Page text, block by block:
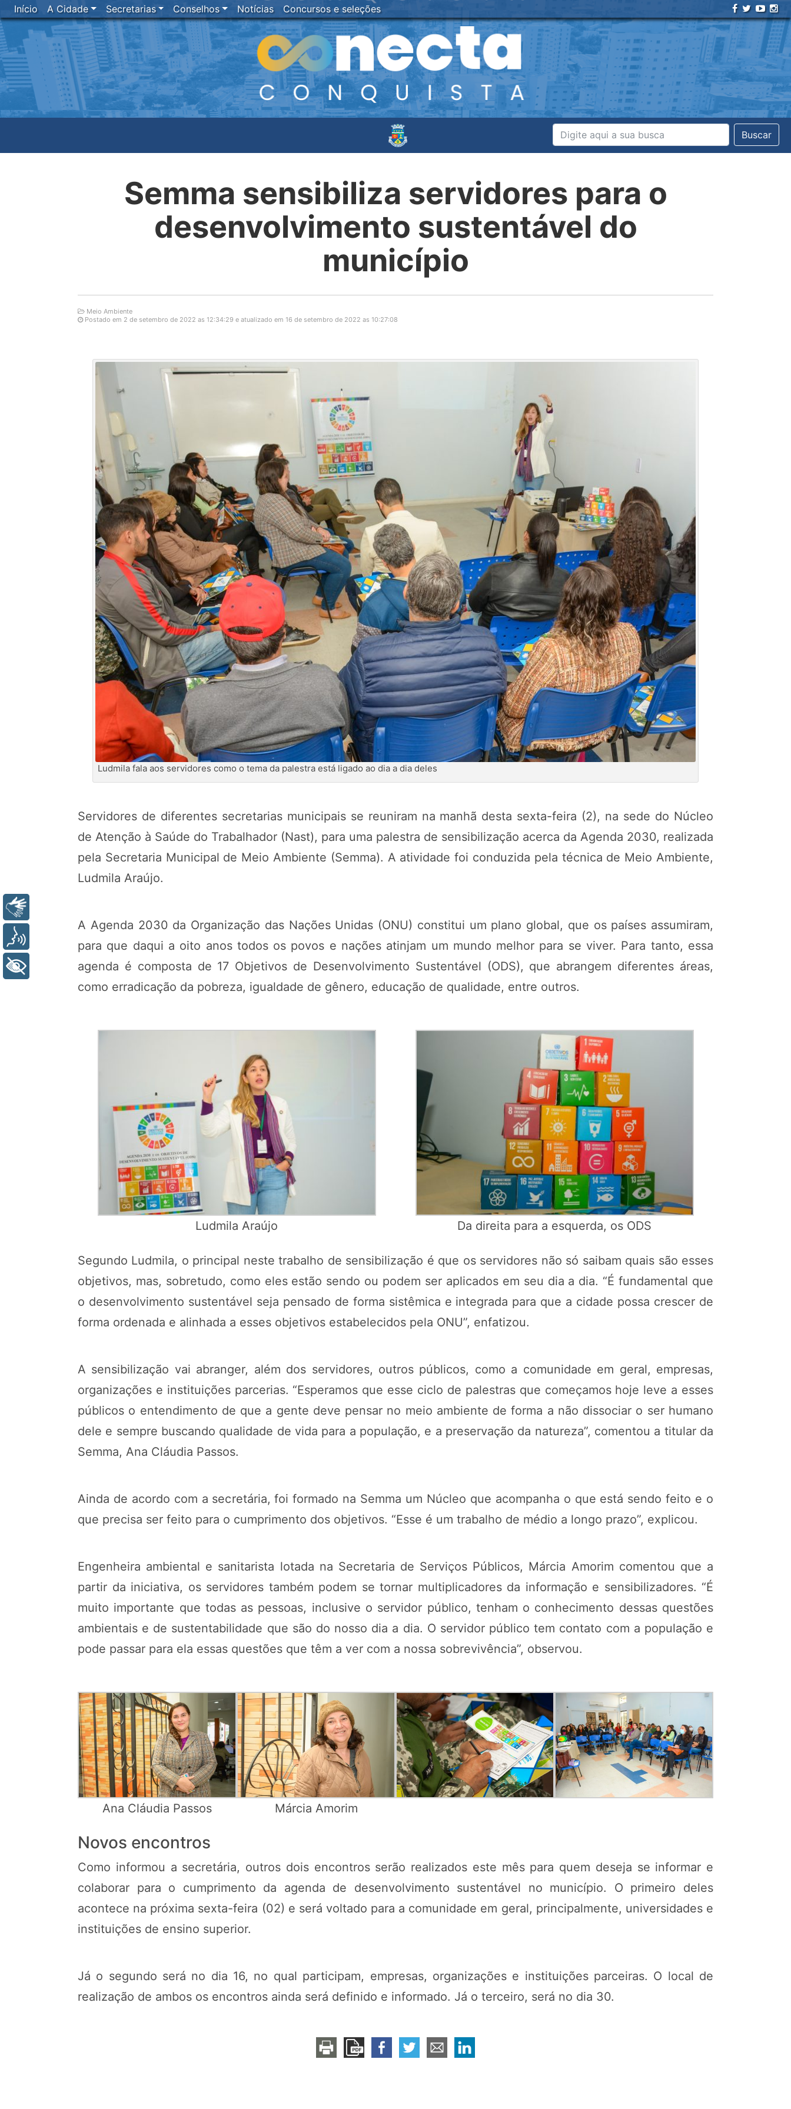
Início A Cidade Secretarias Conselhos Notícias Concursos e seleções
Buscar
Semma sensibiliza servidores para o
desenvolvimento sustentável do
município
Meio Ambiente
Postado em 2 de setembro de 2022 as 12:34:29 e atualizado em 16 de setembro de 2022 as 10:27:08
Ludmila fala aos servidores como o tema da palestra está ligado ao dia a dia deles
Servidores de diferentes secretarias municipais se reuniram na manhã desta sexta-feira (2), na sede do Núcleo
de Atenção à Saúde do Trabalhador (Nast), para uma palestra de sensibilização acerca da Agenda 2030, realizada
pela Secretaria Municipal de Meio Ambiente (Semma). A atividade foi conduzida pela técnica de Meio Ambiente,
Ludmila Araújo.
A Agenda 2030 da Organização das Nações Unidas (ONU) constitui um plano global, que os países assumiram,
para que daqui a oito anos todos os povos e nações atinjam um mundo melhor para se viver. Para tanto, essa
agenda é composta de 17 Objetivos de Desenvolvimento Sustentável (ODS), que abrangem diferentes áreas,
como erradicação da pobreza, igualdade de gênero, educação de qualidade, entre outros.
Ludmila Araújo Da direita para a esquerda, os ODS
Segundo Ludmila, o principal neste trabalho de sensibilização é que os servidores não só saibam quais são esses
objetivos, mas, sobretudo, como eles estão sendo ou podem ser aplicados em seu dia a dia. “É fundamental que
o desenvolvimento sustentável seja pensado de forma sistêmica e integrada para que a cidade possa crescer de
forma ordenada e alinhada a esses objetivos estabelecidos pela ONU”, enfatizou.
A sensibilização vai abranger, além dos servidores, outros públicos, como a comunidade em geral, empresas,
organizações e instituições parcerias. “Esperamos que esse ciclo de palestras que começamos hoje leve a esses
públicos o entendimento de que a gente deve pensar no meio ambiente de forma a não dissociar o ser humano
dele e sempre buscando qualidade de vida para a população, e a preservação da natureza”, comentou a titular da
Semma, Ana Cláudia Passos.
Ainda de acordo com a secretária, foi formado na Semma um Núcleo que acompanha o que está sendo feito e o
que precisa ser feito para o cumprimento dos objetivos. “Esse é um trabalho de médio a longo prazo”, explicou.
Engenheira ambiental e sanitarista lotada na Secretaria de Serviços Públicos, Márcia Amorim comentou que a
partir da iniciativa, os servidores também podem se tornar multiplicadores da informação e sensibilizadores. “É
muito importante que todas as pessoas, inclusive o servidor público, tenham o conhecimento dessas questões
ambientais e de sustentabilidade que são do nosso dia a dia. O servidor público tem contato com a população e
pode passar para ela essas questões que têm a ver com a nossa sobrevivência”, observou.
Ana Cláudia Passos Márcia Amorim
Novos encontros
Como informou a secretária, outros dois encontros serão realizados este mês para quem deseja se informar e
colaborar para o cumprimento da agenda de desenvolvimento sustentável no município. O primeiro deles
acontece na próxima sexta-feira (02) e será voltado para a comunidade em geral, principalmente, universidades e
instituições de ensino superior.
Já o segundo será no dia 16, no qual participam, empresas, organizações e instituições parceiras. O local de
realização de ambos os encontros ainda será definido e informado. Já o terceiro, será no dia 30.
+ Acessibilidade